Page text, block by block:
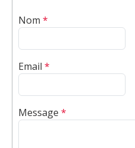
Nom *
Email *
Message *